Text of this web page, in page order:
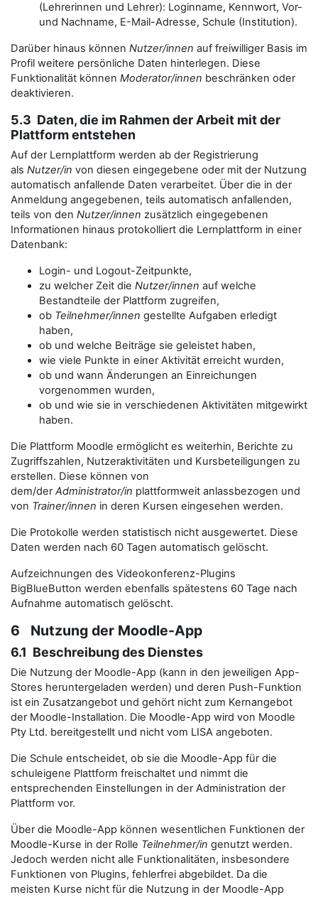
(Lehrerinnen und Lehrer): Loginname, Kennwort, Vor-
und Nachname, E-Mail-Adresse, Schule (Institution).
Darüber hinaus können Nutzer/innen auf freiwilliger Basis im
Profil weitere persönliche Daten hinterlegen. Diese
Funktionalität können Moderator/innen beschränken oder
deaktivieren.
5.3 Daten, die im Rahmen der Arbeit mit der
Plattform entstehen
Auf der Lernplattform werden ab der Registrierung
als Nutzer/in von diesen eingegebene oder mit der Nutzung
automatisch anfallende Daten verarbeitet. Über die in der
Anmeldung angegebenen, teils automatisch anfallenden,
teils von den Nutzer/innen zusätzlich eingegebenen
Informationen hinaus protokolliert die Lernplattform in einer
Datenbank:
Login- und Logout-Zeitpunkte,
zu welcher Zeit die Nutzer/innen auf welche
Bestandteile der Plattform zugreifen,
ob Teilnehmer/innen gestellte Aufgaben erledigt
haben,
ob und welche Beiträge sie geleistet haben,
wie viele Punkte in einer Aktivität erreicht wurden,
ob und wann Änderungen an Einreichungen
vorgenommen wurden,
ob und wie sie in verschiedenen Aktivitäten mitgewirkt
haben.
Die Plattform Moodle ermöglicht es weiterhin, Berichte zu
Zugriffszahlen, Nutzeraktivitäten und Kursbeteiligungen zu
erstellen. Diese können von
dem/derAdministrator/in plattformweit anlassbezogen und
von Trainer/innen in deren Kursen eingesehen werden.
Die Protokolle werden statistisch nicht ausgewertet. Diese
Daten werden nach 60 Tagen automatisch gelöscht.
Aufzeichnungen des Videokonferenz-Plugins
BigBlueButton werden ebenfalls spätestens 60 Tage nach
Aufnahme automatisch gelöscht.
6 Nutzung der Moodle-App
6.1 Beschreibung des Dienstes
Die Nutzung der Moodle-App (kann in den jeweiligen App-
Stores heruntergeladen werden) und deren Push-Funktion
ist ein Zusatzangebot und gehört nicht zum Kernangebot
der Moodle-Installation. Die Moodle-App wird von Moodle
Pty Ltd. bereitgestellt und nicht vom LISA angeboten.
Die Schule entscheidet, ob sie die Moodle-App für die
schuleigene Plattform freischaltet und nimmt die
entsprechenden Einstellungen in der Administration der
Plattform vor.
Über die Moodle-App können wesentlichen Funktionen der
Moodle-Kurse in der Rolle Teilnehmer/in genutzt werden.
Jedoch werden nicht alle Funktionalitäten, insbesondere
Funktionen von Plugins, fehlerfrei abgebildet. Da die
meisten Kurse nicht für die Nutzung in der Moodle-App